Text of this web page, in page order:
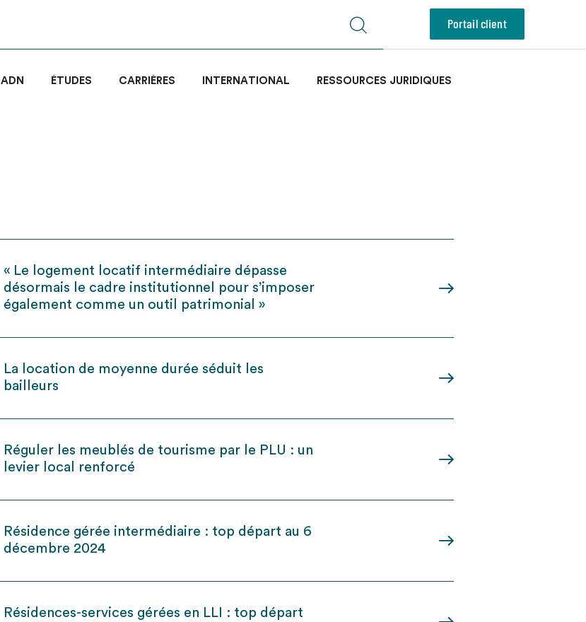
Portail client
ADN ÉTUDES CARRIÈRES INTERNATIONAL RESSOURCES JURIDIQUES
« Le logement locatif intermédiaire dépasse
désormais le cadre institutionnel pour s’imposer
également comme un outil patrimonial »
La location de moyenne durée séduit les
bailleurs
Réguler les meublés de tourisme par le PLU : un
levier local renforcé
Résidence gérée intermédiaire : top départ au 6
décembre 2024
Résidences-services gérées en LLI : top départ